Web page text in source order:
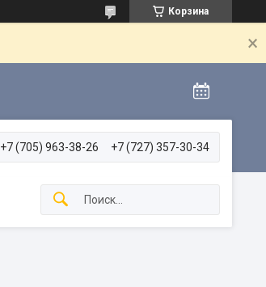
Корзина
+7 (705) 963-38-26 +7 (727) 357-30-34